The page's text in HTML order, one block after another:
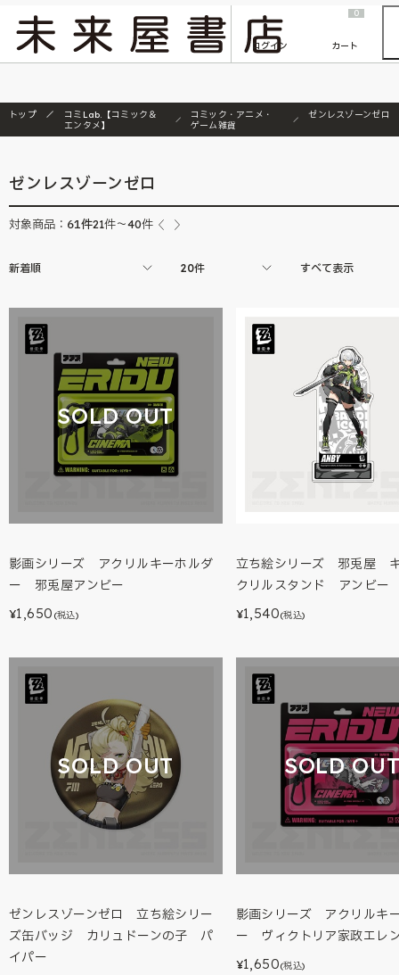
『ONE PIECE magazine 021 ONE PIECEカード付き同梱版』発売延期のご案内
ログイン
0
カート
トップ
コミLab.【コミック＆
エンタメ】
コミック・アニメ・
ゲーム雑貨
ゼンレスゾーンゼロ
ゼンレスゾーンゼロ
対象商品： 61件21件～40件
新着順 20件 すべて表示
SOLD OUT
影画シリーズ アクリルキーホルダ
ー 邪兎屋アンビー
¥1,650 (税込)
立ち絵シリーズ 邪兎屋
クリルスタンド アンビー
¥1,540(税込)
SOLD OUT
ゼンレスゾーンゼロ 立ち絵シリー
ズ缶バッジ カリュドーンの子 パ
イパー
SOLD
影画シリーズ アクリルキ
ー ヴィクトリア家政エレ
¥1,650(税込)